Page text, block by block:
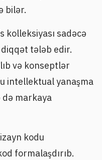
bilər.
kolleksiyası sadəcə
tələb edir.
və konseptlər
intellektual yanaşma
markaya
kodu
formalaşdırıb.